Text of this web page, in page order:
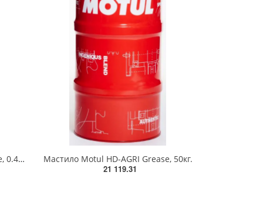
Мастило Motul HD-AGRI Grease, 0.4кг. Туба EP2 (зелена) 190С
Мастило Motul HD-AGRI Grease, 50кг.
21 119.31